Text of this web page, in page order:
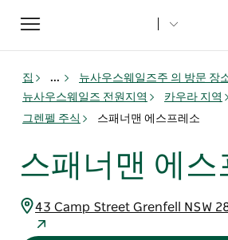
Toggle
navigation
집 ...
뉴사우스웨일즈주 의 방문 장
뉴사우스웨일즈 전원지역
카우라 지역
그렌펠 주식
스패너맨 에스프레소
스패너맨 에스
43 Camp Street Grenfell NSW